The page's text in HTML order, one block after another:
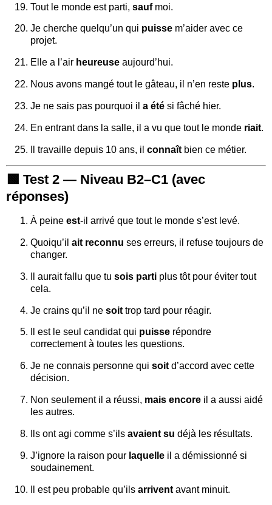
Tout le monde est parti, saufmoi.
Je cherche quelqu’un qui puisse m’aider avec ce
projet.
Elle a l’air heureuse aujourd’hui.
Nous avons mangé tout le gâteau, il n’en reste plus.
Je ne sais pas pourquoi il a été si fâché hier.
En entrant dans la salle, il a vu que tout le monde riait.
Il travaille depuis 10 ans, il connaît bien ce métier.
Test 2 — Niveau B2–C1 (avec
réponses)
À peine est-il arrivé que tout le monde s’est levé.
Quoiqu’il ait reconnu ses erreurs, il refuse toujours de
changer.
Il aurait fallu que tu sois parti plus tôt pour éviter tout
cela.
Je crains qu’il ne soit trop tard pour réagir.
Il est le seul candidat qui puisse répondre
correctement à toutes les questions.
Je ne connais personne qui soit d’accord avec cette
décision.
Non seulement il a réussi, mais encore il a aussi aidé
les autres.
Ils ont agi comme s’ils avaient su déjà les résultats.
J’ignore la raison pour laquelle il a démissionné si
soudainement.
Il est peu probable qu’ils arrivent avant minuit.